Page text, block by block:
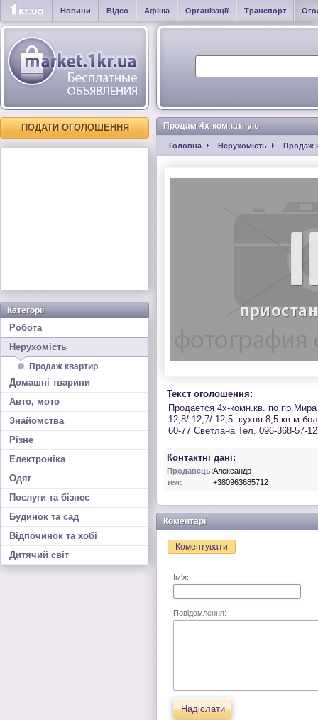
Новини Відео Афіша Організації Транспорт
ПОДАТИ ОГОЛОШЕННЯ
Категорії
Робота
Нерухомість
Продаж квартир
Домашні тварини
Авто, мото
Знайомства
Різне
Електроніка
Одяг
Послуги та бізнес
Будинок та сад
Відпочинок та хобі
Дитячий світ
Продам 4х-комнатную
Головна Нерухомість Продаж
Текст оголошення:
Продается 4х-комн.кв. по
12,8/ 12,7/ 12,5. кухня 8,5 кв.м
60-77 Светлана Тел. 096-368-57-
Контактні дані:
Продавець:Александр
тел:
+380963685712
Коментарі
Коментувати
Ім'я:
Повідомлення:
Надіслати